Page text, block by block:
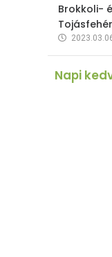
Brokkoli-
Napi